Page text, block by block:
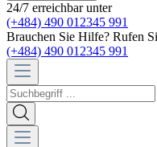
24/7 erreichbar unter
(+484) 490 012345 991
Brauchen Sie Hilfe? Rufen
(+484) 490 012345 991